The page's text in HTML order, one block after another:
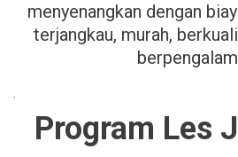
menyenangkan dengan
terjangkau, murah,
Program Les